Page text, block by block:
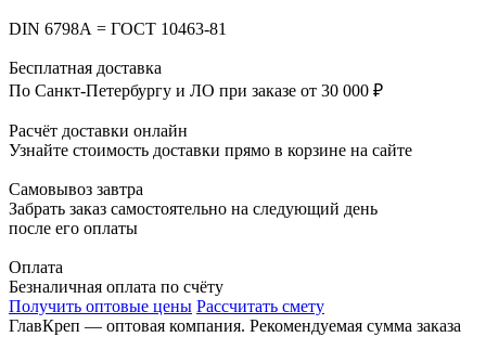
DIN 6798А = ГОСТ 10463-81
Бесплатная доставка
По Санкт-Петербургу и ЛО при заказе от 30 000 ₽
Расчёт доставки онлайн
Узнайте стоимость доставки прямо в корзине на сайте
Самовывоз завтра
Забрать заказ самостоятельно на следующий день
после его оплаты
Оплата
Безналичная оплата по счёту
Получить оптовые цены Рассчитать смету
ГлавКреп — оптовая компания. Рекомендуемая сумма заказа